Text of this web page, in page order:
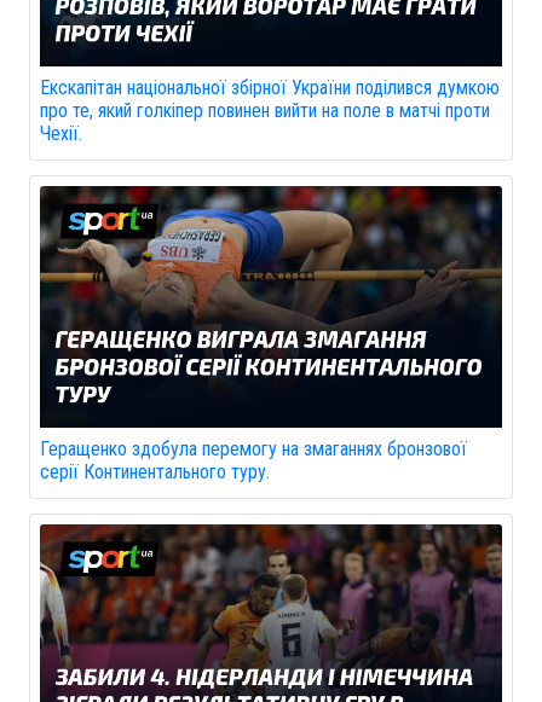
Екскапітан національної збірної України поділився думкою
про те, який голкіпер повинен вийти на поле в матчі проти
Чехії.
Геращенко здобула перемогу на змаганнях бронзової
серії Континентального туру.